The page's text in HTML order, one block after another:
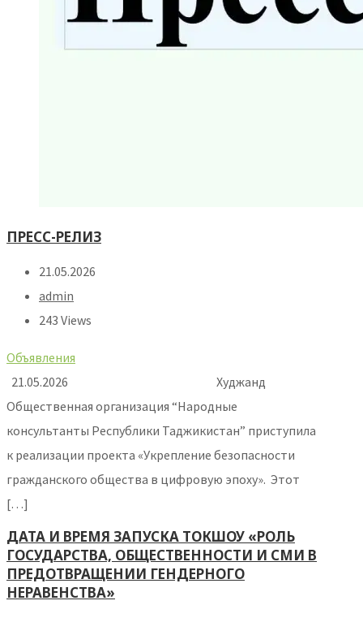
ПРЕСС-РЕЛИЗ
21.05.2026
admin
243 Views
Объявления
21.05.2026 Худжанд
Общественная организация “Народные
консультанты Республики Таджикистан” приступила
к реализации проекта «Укрепление безопасности
гражданского общества в цифровую эпоху». Этот
[…]
ДАТА И ВРЕМЯ ЗАПУСКА ТОКШОУ «РОЛЬ
ГОСУДАРСТВА, ОБЩЕСТВЕННОСТИ И СМИ В
ПРЕДОТВРАЩЕНИИ ГЕНДЕРНОГО
НЕРАВЕНСТВА»